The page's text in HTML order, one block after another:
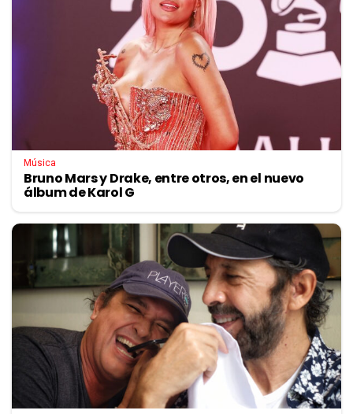
Música
Bruno Mars y Drake, entre otros, en el nuevo
álbum de Karol G